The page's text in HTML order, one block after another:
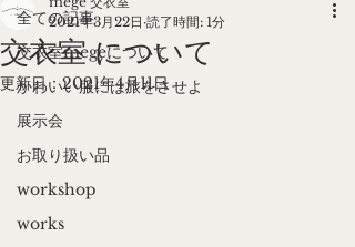
全ての記事
交衣室megeについて
かわいい服には旅をさせよ
展示会
お取り扱い品
workshop
works
交衣室 について
2021年3月22日 読了時間: 1分
更新日：2021年4月11日